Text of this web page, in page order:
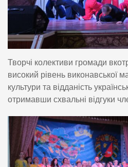
Творчі колективи громади
високий рівень виконавської
культури та відданість
отримавши схвальні відгуки